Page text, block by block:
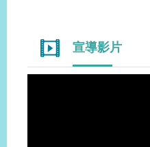
宣導影片